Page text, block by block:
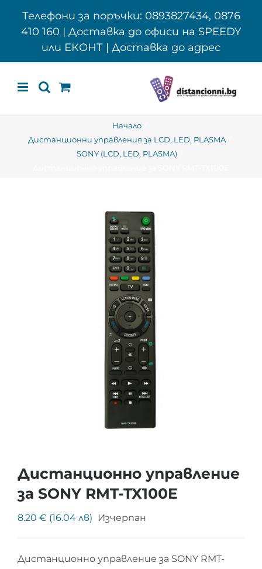
Телефони за поръчки: 0893827434, 0876
410 160 | Доставка до офиси на SPEEDY
или ЕКОНТ | Доставка до адрес
Начало
Дистанционни управления за LCD, LED, PLASMA
SONY (LCD, LED, PLASMA)
Дистанционно управление
за SONY RMT-TX100E
8.20 € (16.04 лв) Изчерпан
Дистанционно управление за SONY RMT-